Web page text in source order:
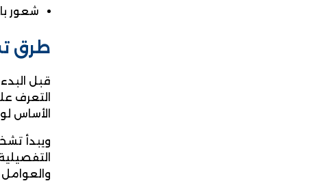
شعور
طرق
قبل
التعرف
الأساس
ويبدأ
والعوامل